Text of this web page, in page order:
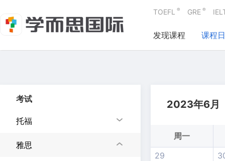
TOEFL ® GRE ®
发现课程 课程
考试
托福
雅思
2023年6月
周一
29